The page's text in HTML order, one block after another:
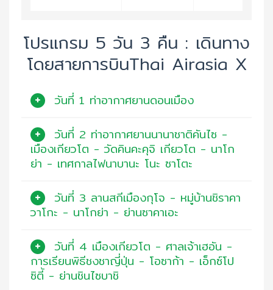
โปรแกรม 5 วัน 3 คืน : เดินทาง
โดยสายการบินThai Airasia X
วันที่ 1 ท่าอากาศยานดอนเมือง
วันที่ 2 ท่าอากาศยานนานาชาติคันไซ -
เมืองเกียวโต - วัดคินคะคุจิ เกียวโต - นาโก
ย่า - เทศกาลไฟนาบานะ โนะ ซาโตะ
วันที่ 3 ลานสกีเมืองกุโจ - หมู่บ้านชิราคา
วาโกะ - นาโกย่า - ย่านซาคาเอะ
วันที่ 4 เมืองเกียวโต - ศาลเจ้าเฮอัน -
การเรียนพิธีชงชาญี่ปุ่น - โอซาก้า - เอ็กซ์โป
ซิตี้ - ย่านชินไซบาชิ